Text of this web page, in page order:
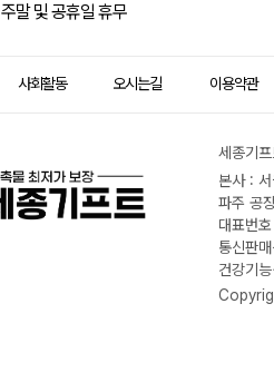
주말 및 공휴일 휴무
사회활동 오시는길 이용약관
세종기
본사 :
파주 공
대표번
통신판
건강기